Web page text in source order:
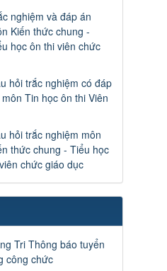
nghiệm và đáp án
Kiến thức chung -
học ôn thi viên chức
hỏi trắc nghiệm có đáp
Tin học ôn thi Viên
hỏi trắc nghiệm môn
thức chung - Tiểu học
chức giáo dục
Tri Thông báo tuyển
công chức